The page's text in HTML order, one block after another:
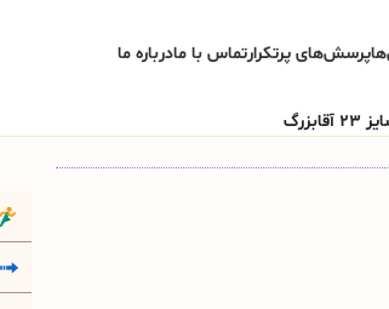
پرسش‌های پرتکرارتماس با مادرباره ما